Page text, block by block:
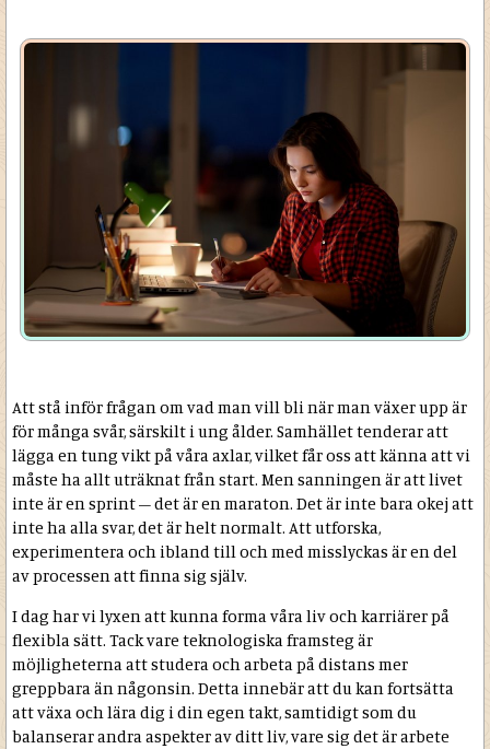
Att stå inför frågan om vad man vill bli när man växer upp är
för många svår, särskilt i ung ålder. Samhället tenderar att
lägga en tung vikt på våra axlar, vilket får oss att känna att vi
måste ha allt uträknat från start. Men sanningen är att livet
inte är en sprint – det är en maraton. Det är inte bara okej att
inte ha alla svar, det är helt normalt. Att utforska,
experimentera och ibland till och med misslyckas är en del
av processen att finna sig själv.
I dag har vi lyxen att kunna forma våra liv och karriärer på
flexibla sätt. Tack vare teknologiska framsteg är
möjligheterna att studera och arbeta på distans mer
greppbara än någonsin. Detta innebär att du kan fortsätta
att växa och lära dig i din egen takt, samtidigt som du
balanserar andra aspekter av ditt liv, vare sig det är arbete